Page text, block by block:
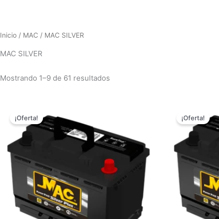
Inicio / MAC / MAC SILVER
MAC SILVER
Mostrando 1–9 de 61 resultados
¡Oferta!
precio
original
era:
$759,000.00.
es:
$698,000.00.
¡Oferta!